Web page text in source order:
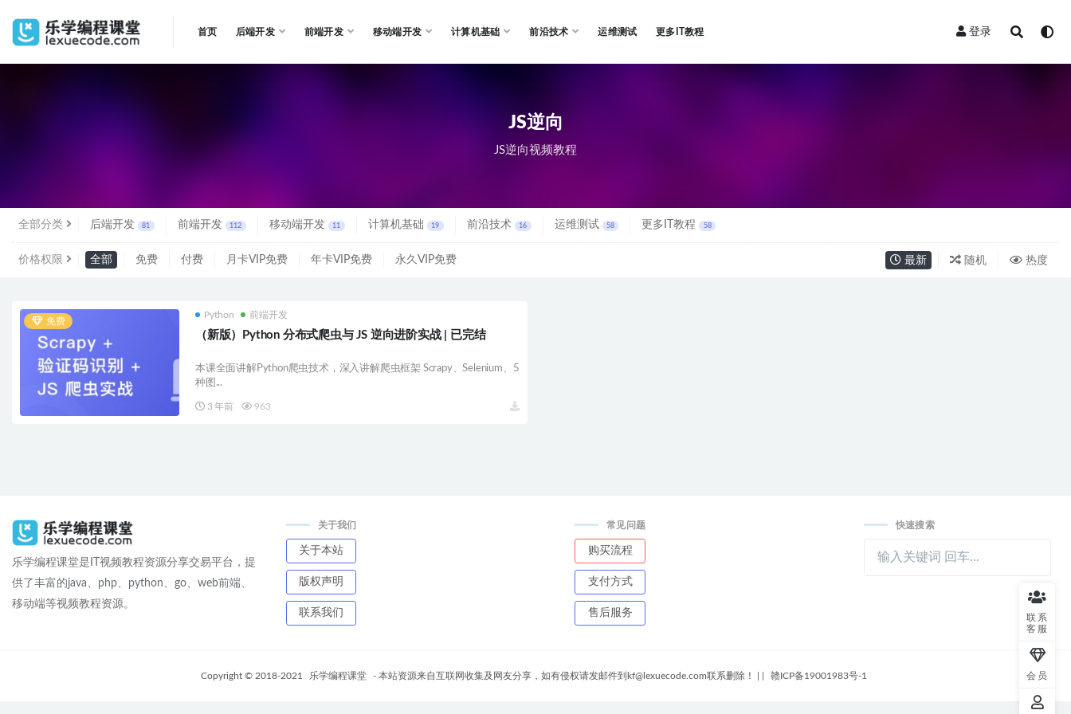
首页 后端开发 前端开发 移动端开发 计算机基础 前沿技术 运维测试 更多IT教程 登录
JS逆向
JS逆向视频教程
全部分类 后端开发 81 前端开发 112 移动端开发 11 计算机基础 19 前沿技术 16 运维测试 58 更多IT教程 58
价格权限 全部 免费 付费 月卡VIP免费 年卡VIP免费 永久VIP免费 最新 随机 热度
免费
Python 前端开发
（新版）Python 分布式爬虫与 JS 逆向进阶实战 | 已完结
本课全面讲解Python爬虫技术，深入讲解爬虫框架 Scrapy、Selenium、5
种图...
3 年前 963
乐学编程课堂是IT视频教程资源分享交易平台，提
供了丰富的java、php、python、go、web前端、
移动端等视频教程资源。
关于我们
关于本站
版权声明
联系我们
常见问题
购买流程
支付方式
售后服务
快速搜索
Copyright © 2018-2021 乐学编程课堂 - 本站资源来自互联网收集及网友分享，如有侵权请发邮件到kf@lexuecode.com联系删除！ 赣ICP备19001983号-1
联系
客服
会员